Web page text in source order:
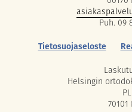
Puh. 09
Tietosuojaseloste
Helsingin
70101